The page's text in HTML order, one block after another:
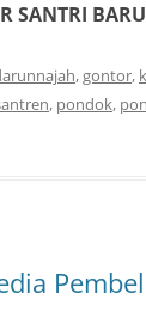
SANTRI BARU
,gontor,
, pondok,